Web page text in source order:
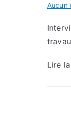
Aucun
Lire